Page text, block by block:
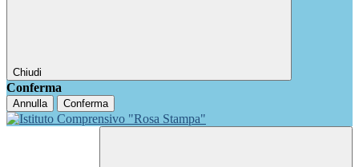
Chiudi
Conferma
Annulla Conferma